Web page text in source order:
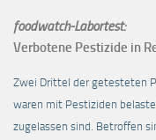
foodwatch-Labortest:
Verbotene Pestizide in
Zwei Drittel der getesteten
waren mit Pestiziden
zugelassen sind. Betroffen